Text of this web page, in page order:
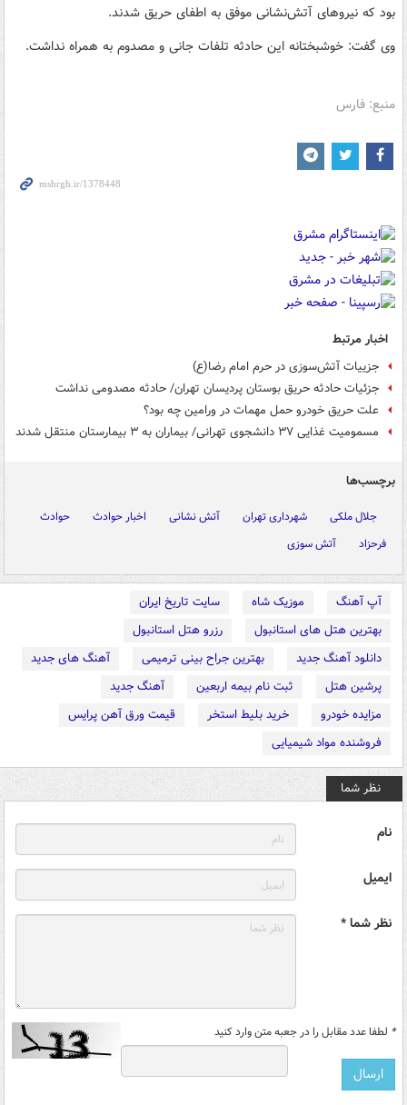
بود که نیروهای آتش‌نشانی موفق به اطفای حریق شدند.
وی گفت: خوشبختانه این حادثه تلفات جانی و مصدوم به همراه نداشت.
منبع: فارس
اخبار مرتبط
جزییات آتش‌سوزی در حرم امام رضا(ع)
جزئیات حادثه حریق بوستان پردیسان تهران/ حادثه مصدومی نداشت
علت حریق خودرو حمل مهمات در ورامین چه بود؟
مسمومیت غذایی ۳۷ دانشجوی تهرانی/ بیماران به ۳ بیمارستان منتقل شدند
برچسب‌ها
جلال ملکی شهرداری تهران آتش نشانی اخبار حوادث
حوادث
فرحزاد
آتش سوزی
آپ آهنگ موزیک شاه
سایت تاریخ ایران
بهترین هتل های استانبول
رزرو هتل استانبول
دانلود آهنگ جدید
بهترین جراح بینی ترمیمی
آهنگ های جدید
پرشین هتل
ثبت نام بیمه اربعین
آهنگ جدید
مزایده خودرو
خرید بلیط استخر
قیمت ورق آهن پرایس
فروشنده مواد شیمیایی
نظر شما
نام
ایمیل
نظر شما *
* لطفا عدد مقابل را در جعبه متن وارد کنید